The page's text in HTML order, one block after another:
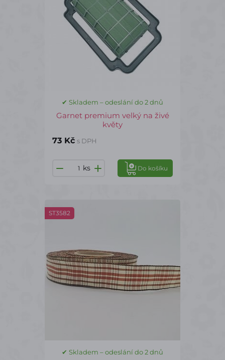
✔ Skladem – odeslání do 2 dnů
Garnet premium velký na živé
květy
73 Kč s DPH
ks Do košíku
ST3582
✔ Skladem – odeslání do 2 dnů